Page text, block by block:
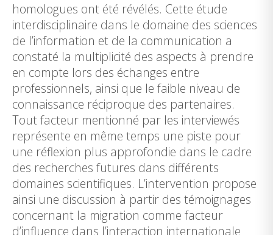
homologues ont été révélés. Cette étude
interdisciplinaire dans le domaine des sciences
de l’information et de la communication a
constaté la multiplicité des aspects à prendre
en compte lors des échanges entre
professionnels, ainsi que le faible niveau de
connaissance réciproque des partenaires.
Tout facteur mentionné par les interviewés
représente en même temps une piste pour
une réflexion plus approfondie dans le cadre
des recherches futures dans différents
domaines scientifiques. L’intervention propose
ainsi une discussion à partir des témoignages
concernant la migration comme facteur
d’influence dans l’interaction internationale